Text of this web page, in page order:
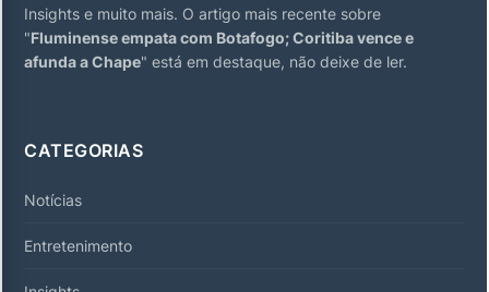
Insights e muito mais. O artigo mais recente sobre
"Fluminense empata com Botafogo; Coritiba vence e
afunda a Chape" está em destaque, não deixe de ler.
CATEGORIAS
Notícias
Entretenimento